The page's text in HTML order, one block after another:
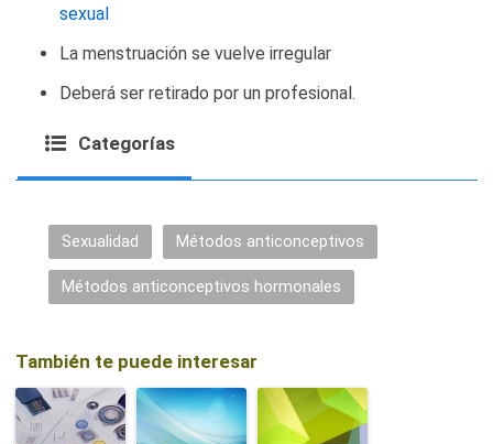
sexual
La menstruación se vuelve irregular
Deberá ser retirado por un profesional.
Categorías
Sexualidad Métodos anticonceptivos
Métodos anticonceptivos hormonales
También te puede interesar